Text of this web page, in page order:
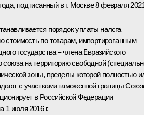
подписанный в г. Москве 8 февраля 2021
порядок уплаты налога
стоимость по товарам, импортированным
государства – члена Евразийского
союза на территорию свободной
зоны, пределы которой полностью
с участками таможенной границы
в Российской Федерации
1 июля 2016 г.